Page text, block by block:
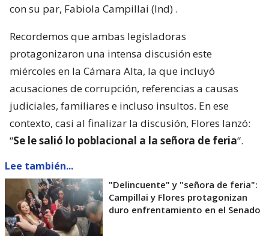
con su par, Fabiola Campillai (Ind) .
Recordemos que ambas legisladoras
protagonizaron una intensa discusión este
miércoles en la Cámara Alta, la que incluyó
acusaciones de corrupción, referencias a causas
judiciales, familiares e incluso insultos. En ese
contexto, casi al finalizar la discusión, Flores lanzó:
“Se le salió lo poblacional a la señora de feria“.
Lee también...
"Delincuente" y "señora de feria":
Campillai y Flores protagonizan
duro enfrentamiento en el Senado